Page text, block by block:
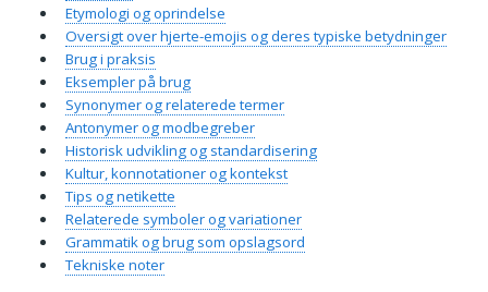
Etymologi og oprindelse
Oversigt over hjerte-emojis og deres typiske betydninger
Brug i praksis
Eksempler på brug
Synonymer og relaterede termer
Antonymer og modbegreber
Historisk udvikling og standardisering
Kultur, konnotationer og kontekst
Tips og netikette
Relaterede symboler og variationer
Grammatik og brug som opslagsord
Tekniske noter